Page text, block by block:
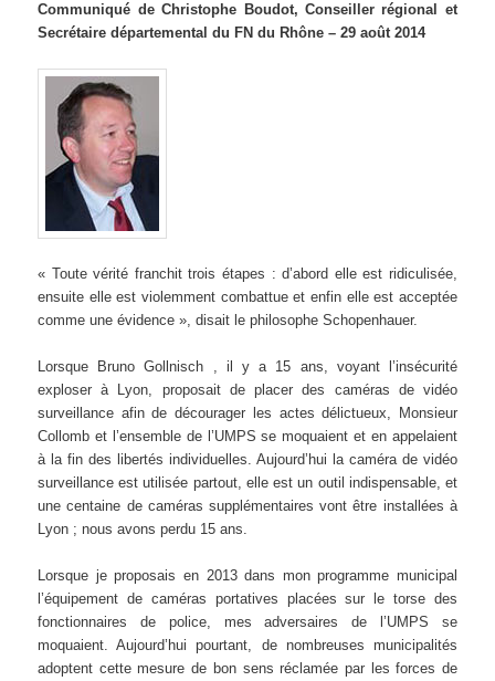
Communiqué de Christophe Boudot, Conseiller régional et
Secrétaire départemental du FN du Rhône – 29 août 2014
« Toute vérité franchit trois étapes : d’abord elle est ridiculisée,
ensuite elle est violemment combattue et enfin elle est acceptée
comme une évidence », disait le philosophe Schopenhauer.
Lorsque Bruno Gollnisch , il y a 15 ans, voyant l’insécurité
exploser à Lyon, proposait de placer des caméras de vidéo
surveillance afin de décourager les actes délictueux, Monsieur
Collomb et l’ensemble de l’UMPS se moquaient et en appelaient
à la fin des libertés individuelles. Aujourd’hui la caméra de vidéo
surveillance est utilisée partout, elle est un outil indispensable, et
une centaine de caméras supplémentaires vont être installées à
Lyon ; nous avons perdu 15 ans.
Lorsque je proposais en 2013 dans mon programme municipal
l’équipement de caméras portatives placées sur le torse des
fonctionnaires de police, mes adversaires de l’UMPS se
moquaient. Aujourd’hui pourtant, de nombreuses municipalités
adoptent cette mesure de bon sens réclamée par les forces de